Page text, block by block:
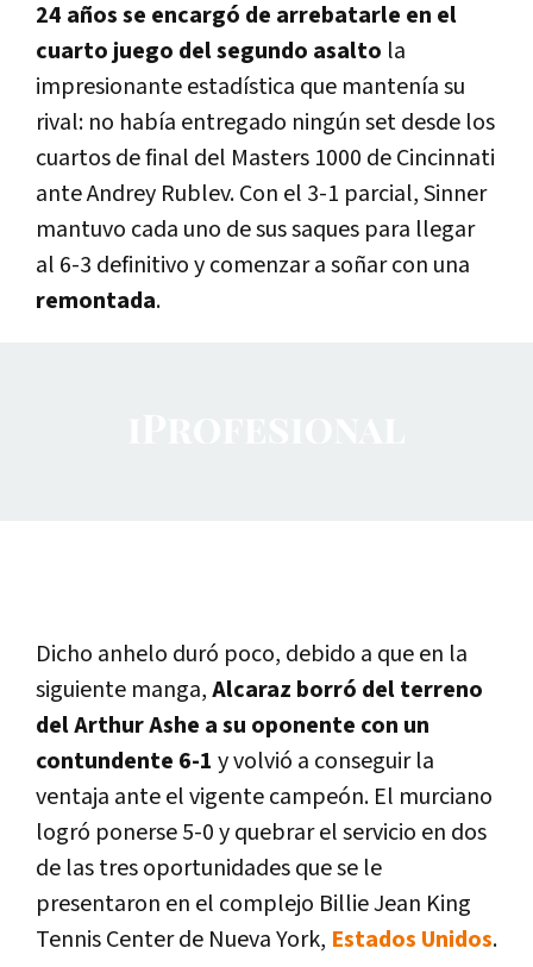
24 años se encargó de arrebatarle en el
cuarto juego del segundo asalto la
impresionante estadística que mantenía su
rival: no había entregado ningún set desde los
cuartos de final del Masters 1000 de Cincinnati
ante Andrey Rublev. Con el 3-1 parcial, Sinner
mantuvo cada uno de sus saques para llegar
al 6-3 definitivo y comenzar a soñar con una
remontada.
Dicho anhelo duró poco, debido a que en la
siguiente manga,Alcaraz borró del terreno
del Arthur Ashe a su oponente con un
contundente 6-1 y volvió a conseguir la
ventaja ante el vigente campeón. El murciano
logró ponerse 5-0 y quebrar el servicio en dos
de las tres oportunidades que se le
presentaron en el complejo Billie Jean King
Tennis Center de Nueva York, Estados Unidos.